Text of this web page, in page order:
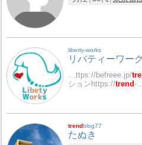
liberty-works
リバティーワー
…ttps://befreee.jp/
ションhttps://trend-
trend blog77
たぬき